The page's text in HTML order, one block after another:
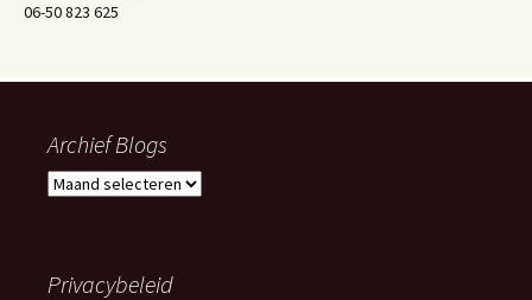
06-50 823 625
Archief Blogs
Archief
Privacybeleid